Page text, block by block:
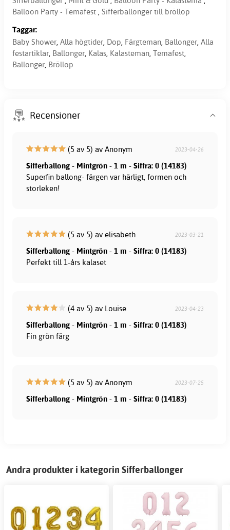
Balloon Party - Temafest , Sifferballonger till bröllop
Taggar:
Baby Shower, Alla högtider, Dop, Färgteman, Ballonger, Alla
festartiklar, Ballonger, Kalas, Kalasteman, Temafest,
Ballonger, Bröllop
Recensioner
(5 av 5) av Anonym 2023-04-26
Sifferballong - Mintgrön - 1 m - Siffra: 0 (14183)
Superfin ballong- färgen var härligt, formen och
storleken!
(5 av 5) av elisabeth 2023-03-21
Sifferballong - Mintgrön - 1 m - Siffra: 0 (14183)
Perfekt till 1-års kalaset
(4 av 5) av Louise 2023-04-23
Sifferballong - Mintgrön - 1 m - Siffra: 0 (14183)
Fin grön färg
(5 av 5) av Anonym 2023-07-25
Sifferballong - Mintgrön - 1 m - Siffra: 0 (14183)
Andra produkter i kategorin Sifferballonger